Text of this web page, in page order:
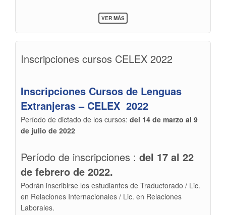
VER MÁSSOBRE
INSCRIPCIONES
Inscripciones cursos CELEX 2022
Inscripciones Cursos de Lenguas
Extranjeras – CELEX 2022
Período de dictado de los cursos: del 14 de marzo al 9
de julio de 2022
Período de inscripciones : del 17 al 22
de febrero de 2022.
Podrán inscribirse los estudiantes de Traductorado / Lic.
en Relaciones Internacionales / Lic. en Relaciones
Laborales.